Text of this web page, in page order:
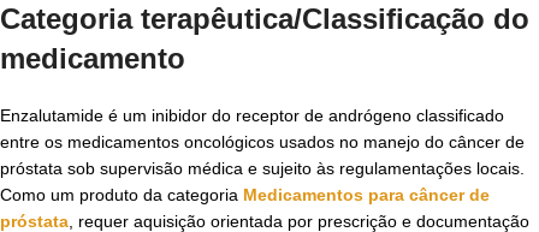
Categoria terapêutica/Classificação do
medicamento
Enzalutamide é um inibidor do receptor de andrógeno classificado
entre os medicamentos oncológicos usados no manejo do câncer de
próstata sob supervisão médica e sujeito às regulamentações locais.
Como um produto da categoria Medicamentos para câncer de
próstata , requer aquisição orientada por prescrição e documentação